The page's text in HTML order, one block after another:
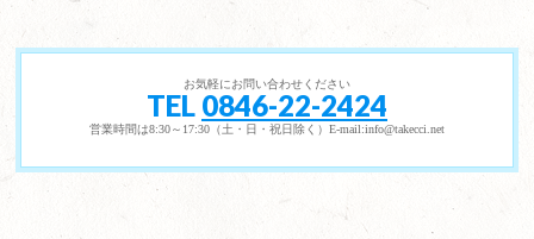
お気軽にお問い合わせください
TEL 0846-22-2424
営業時間は8:30～17:30（土・日・祝日除く）E-mail:info@takecci.net